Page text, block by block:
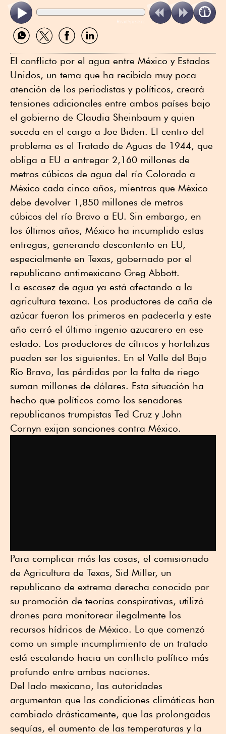
ReadSpeaker
Compartir
por
Compartir
por
Compartir
por
Compartir
por
El conflicto por el agua entre México y Estados
Unidos, un tema que ha recibido muy poca
atención de los periodistas y políticos, creará
tensiones adicionales entre ambos países bajo
el gobierno de Claudia Sheinbaum y quien
suceda en el cargo a Joe Biden. El centro del
problema es el Tratado de Aguas de 1944, que
obliga a EU a entregar 2,160 millones de
metros cúbicos de agua del río Colorado a
México cada cinco años, mientras que México
debe devolver 1,850 millones de metros
cúbicos del río Bravo a EU. Sin embargo, en
los últimos años, México ha incumplido estas
entregas, generando descontento en EU,
especialmente en Texas, gobernado por el
republicano antimexicano Greg Abbott.
La escasez de agua ya está afectando a la
agricultura texana. Los productores de caña de
azúcar fueron los primeros en padecerla y este
año cerró el último ingenio azucarero en ese
estado. Los productores de cítricos y hortalizas
pueden ser los siguientes. En el Valle del Bajo
Río Bravo, las pérdidas por la falta de riego
suman millones de dólares. Esta situación ha
hecho que políticos como los senadores
republicanos trumpistas Ted Cruz y John
Cornyn exijan sanciones contra México.
Para complicar más las cosas, el comisionado
de Agricultura de Texas, Sid Miller, un
republicano de extrema derecha conocido por
su promoción de teorías conspirativas, utilizó
drones para monitorear ilegalmente los
recursos hídricos de México. Lo que comenzó
como un simple incumplimiento de un tratado
está escalando hacia un conflicto político más
profundo entre ambas naciones.
Del lado mexicano, las autoridades
argumentan que las condiciones climáticas han
cambiado drásticamente, que las prolongadas
sequías, el aumento de las temperaturas y la